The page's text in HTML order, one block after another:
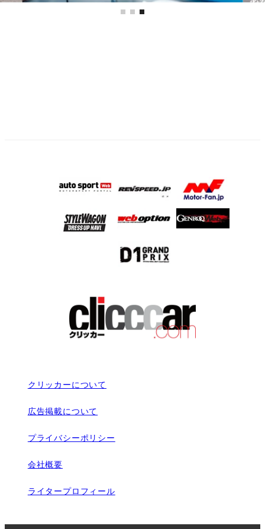
クリッカーについて
広告掲載について
プライバシーポリシー
会社概要
ライタープロフィール